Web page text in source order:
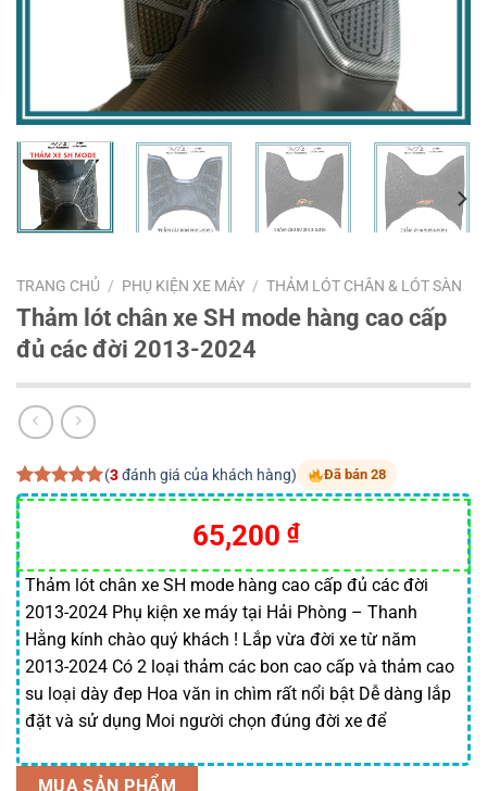
TRANG CHỦ / PHỤ KIỆN XE MÁY / THẢM LÓT CHÂN & LÓT SÀN
Thảm lót chân xe SH mode hàng cao cấp
đủ các đời 2013-2024
5.00trên 5
dựa trên
3
đánh giá
(3đánh giá của khách hàng) Đã bán 28
65,200 ₫
Thảm lót chân xe SH mode hàng cao cấp đủ các đời
2013-2024 Phụ kiện xe máy tại Hải Phòng – Thanh
Hằng kính chào quý khách ! Lắp vừa đời xe từ năm
2013-2024 Có 2 loại thảm các bon cao cấp và thảm cao
su loại dày đep Hoa văn in chìm rất nổi bật Dễ dàng lắp
đặt và sử dụng Moi người chọn đúng đời xe để
MUA SẢN PHẨM